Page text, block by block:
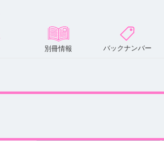
別冊情報 バックナンバー